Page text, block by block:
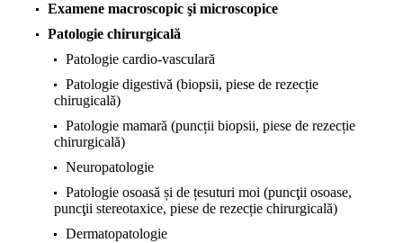
Examene macroscopic şi microscopice
Patologie chirurgicală
Patologie cardio-vasculară
Patologie digestivă (biopsii, piese de rezecție
chirugicală)
Patologie mamară (puncții biopsii, piese de rezecție
chirurgicală)
Neuropatologie
Patologie osoasă și de țesuturi moi (puncţii osoase,
puncţii stereotaxice, piese de rezecție chirurgicală)
Dermatopatologie